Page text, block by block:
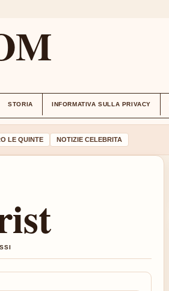
STORIA INFORMATIVA SULLA PRIVACY
LE QUINTE NOTIZIE CELEBRITA